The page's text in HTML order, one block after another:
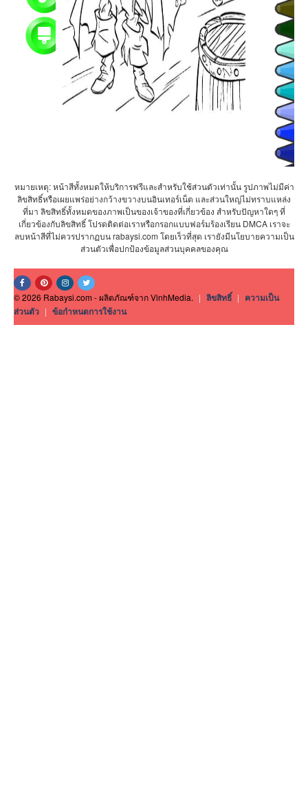
หมายเหตุ: หน้าสีทั้งหมดให้บริการฟรีและสำหรับใช้ส่วนตัวเท่านั้น รูปภาพไม่มีค่า
ลิขสิทธิ์หรือเผยแพร่อย่างกว้างขวางบนอินเทอร์เน็ต และส่วนใหญ่ไม่ทราบแหล่ง
ที่มา ลิขสิทธิ์ทั้งหมดของภาพเป็นของเจ้าของที่เกี่ยวข้อง สำหรับปัญหาใดๆ ที่
เกี่ยวข้องกับลิขสิทธิ์ โปรดติดต่อเราหรือกรอกแบบฟอร์มร้องเรียน DMCA เราจะ
ลบหน้าสีที่ไม่ควรปรากฏบน rabaysi.com โดยเร็วที่สุด เรายังมีนโยบายความเป็น
ส่วนตัวเพื่อปกป้องข้อมูลส่วนบุคคลของคุณ
© 2026 Rabaysi.com - ผลิตภัณฑ์จาก VinhMedia. | ลิขสิทธิ์ | ความเป็น
ส่วนตัว | ข้อกำหนดการใช้งาน